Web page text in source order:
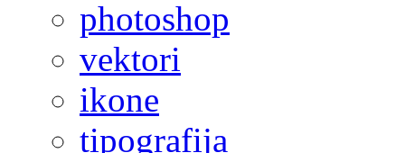
photoshop
vektori
ikone
tipografija